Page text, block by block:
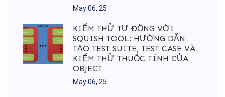
May 06, 25
KIỂM THỬ TỰ ĐỘNG VỚI
SQUISH TOOL: HƯỚNG DẪN
TẠO TEST SUITE, TEST CASE VÀ
KIỂM THỬ THUỘC TÍNH CỦA
OBJECT
May 06, 25